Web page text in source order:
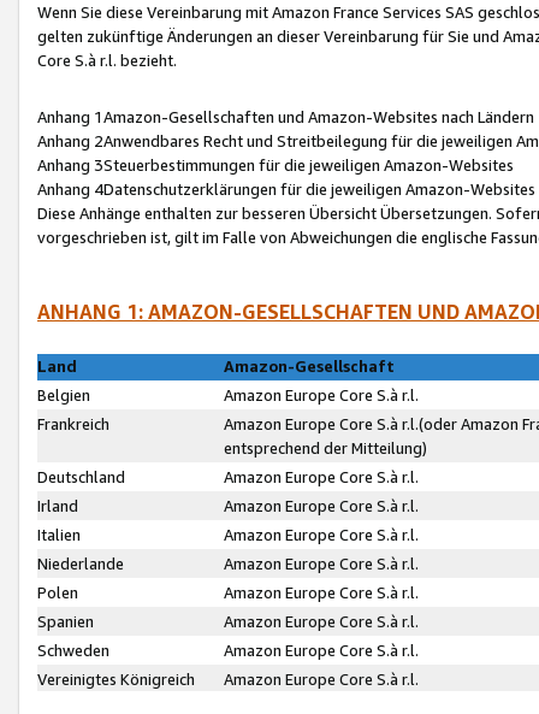
Wenn Sie diese Vereinbarung mit Amazon France Services SAS
gelten zukünftige Änderungen an dieser Vereinbarung für Sie und
Core S.à r.l. bezieht.
Anhang 1Amazon-Gesellschaften und Amazon-Websites nach Ländern
Anhang 2Anwendbares Recht und Streitbeilegung für die jeweiligen
Anhang 3Steuerbestimmungen für die jeweiligen Amazon-Websites
Anhang 4Datenschutzerklärungen für die jeweiligen Amazon-Websites
Diese Anhänge enthalten zur besseren Übersicht Übersetzungen.
vorgeschrieben ist, gilt im Falle von Abweichungen die englische
ANHANG 1: AMAZON-GESELLSCHAFTEN UND
Land
Amazon-Gesellschaft
Belgien
Amazon Europe Core S.à r.l.
Frankreich
Amazon Europe Core S.à r.l.(oder Amazon
entsprechend der Mitteilung)
Deutschland
Amazon Europe Core S.à r.l.
Irland
Amazon Europe Core S.à r.l.
Italien
Amazon Europe Core S.à r.l.
Niederlande
Amazon Europe Core S.à r.l.
Polen
Amazon Europe Core S.à r.l.
Spanien
Amazon Europe Core S.à r.l.
Schweden
Amazon Europe Core S.à r.l.
Vereinigtes Königreich
Amazon Europe Core S.à r.l.